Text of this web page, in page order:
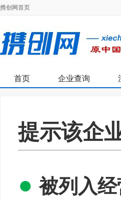
携创网首页
首页 企业查询
提示该企
●被列入